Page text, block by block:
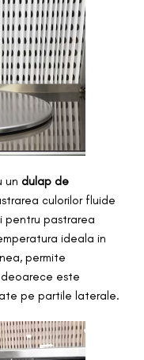
un dulap de
culorilor fluide
pentru pastrarea
ideala in
permite
deoarece este
pe partile laterale.